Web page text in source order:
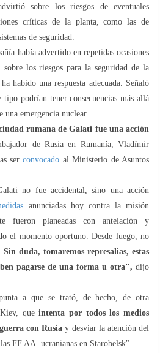
sobre los riesgos de eventuales
críticas de la planta, como las de
de seguridad.
había advertido en repetidas ocasiones
los riesgos para la seguridad de la
habido una respuesta adecuada. Señaló
tipo podrían tener consecuencias más allá
una emergencia nuclear.
rumana de Galati fue una acción
de Rusia en Rumanía, Vladímir
serconvocado al Ministerio de Asuntos
no fue accidental, sino una acción
anunciadas hoy contra la misión
fueron planeadas con antelación y
el momento oportuno. Desde luego, no
Sin duda, tomaremos represalias, estas
pagarse de una forma u otra", dijo
a que se trató, de hecho, de otra
queintenta por todos los medios
con Rusiay desviar la atención del
FF.AA. ucranianas en Starobelsk".